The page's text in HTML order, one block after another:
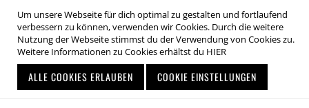
Um unsere Webseite für dich optimal zu gestalten und fortlaufend
verbessern zu können, verwenden wir Cookies. Durch die weitere
Nutzung der Webseite stimmst du der Verwendung von Cookies zu.
Weitere Informationen zu Cookies erhältst du HIER
ALLE COOKIES ERLAUBEN COOKIE EINSTELLUNGEN